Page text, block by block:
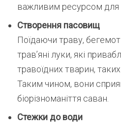
важливим ресурсом для
Створення пасовищ
Поїдаючи траву,
трав’яні луки, які
травоїдних тварин,
Таким чином, вони
біорізноманіття саван.
Стежки до води